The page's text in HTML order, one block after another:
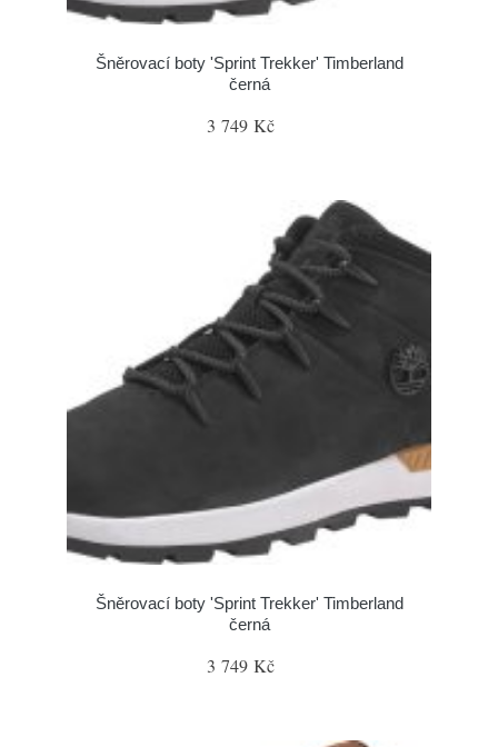
Šněrovací boty 'Sprint Trekker' Timberland
černá
3 749 Kč
Šněrovací boty 'Sprint Trekker' Timberland
černá
3 749 Kč